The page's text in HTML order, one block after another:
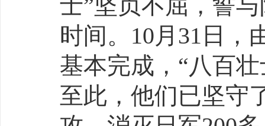
士”坚贞不屈，誓
时间。10月31日，
基本完成，“八百
至此，他们已坚守